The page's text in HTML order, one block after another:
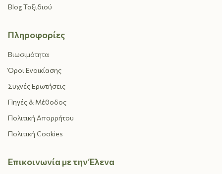
Blog Ταξιδιού
Πληροφορίες
Βιωσιμότητα
Όροι Ενοικίασης
Συχνές Ερωτήσεις
Πηγές & Μέθοδος
Πολιτική Απορρήτου
Πολιτική Cookies
Επικοινωνία με την Έλενα